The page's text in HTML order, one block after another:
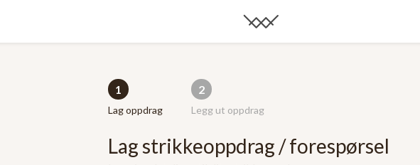
1
Lag oppdrag
2
Legg ut oppdrag
Lag strikkeoppdrag / forespørsel